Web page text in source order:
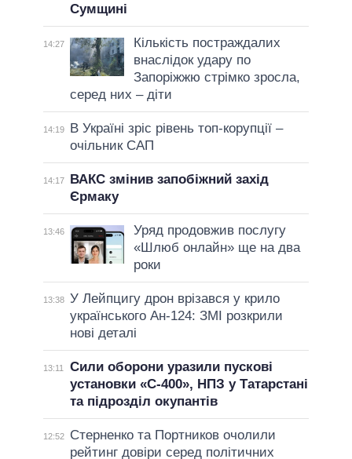
Сумщині
14:27
Кількість постраждалих
внаслідок удару по
Запоріжжю стрімко зросла,
серед них – діти
14:19
В Україні зріс рівень топ-корупції –
очільник САП
14:17
ВАКС змінив запобіжний захід
Єрмаку
13:46
Уряд продовжив послугу
«Шлюб онлайн» ще на два
роки
13:38 У Лейпцигу дрон врізався у крило
українського Ан-124: ЗМІ розкрили
нові деталі
13:11
Сили оборони уразили пускові
установки «С-400», НПЗ у Татарстані
та підрозділ окупантів
12:52
Стерненко та Портников очолили
рейтинг довіри серед політичних